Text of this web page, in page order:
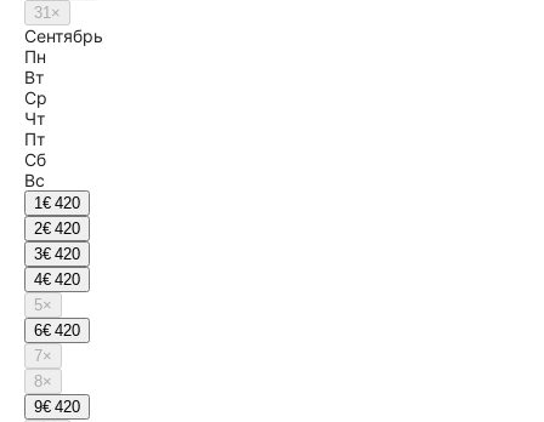
31×
Сентябрь
Пн
Вт
Ср
Чт
Пт
Сб
Вс
1€ 420
2€ 420
3€ 420
4€ 420
5×
6€ 420
7×
8×
9€ 420